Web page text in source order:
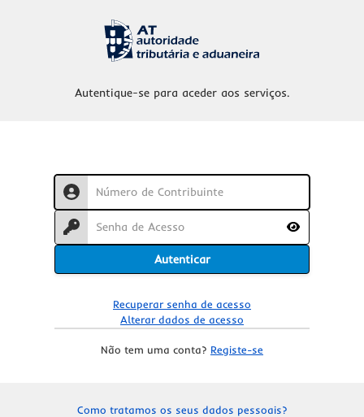
Autentique-se para aceder aos serviços.
Utilizador
Password
Mostrar
Autenticar
Recuperar senha de acesso
Alterar dados de acesso
Não tem uma conta? Registe-se
Como tratamos os seus dados pessoais?